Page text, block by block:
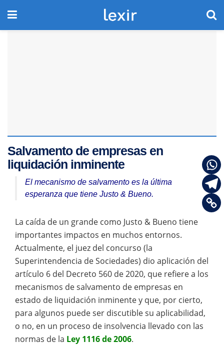
Salvamento de empresas en
liquidación inminente
El mecanismo de salvamento es la última
esperanza que tiene Justo & Bueno.
La caída de un grande como Justo & Bueno tiene
importantes impactos en muchos entornos.
Actualmente, el juez del concurso (la
Superintendencia de Sociedades) dio aplicación del
artículo 6 del Decreto 560 de 2020, que refiere a los
mecanismos de salvamento de empresas en
estado de liquidación inminente y que, por cierto,
para algunos puede ser discutible su aplicabilidad,
o no, en un proceso de insolvencia llevado con las
normas de la Ley 1116 de 2006.